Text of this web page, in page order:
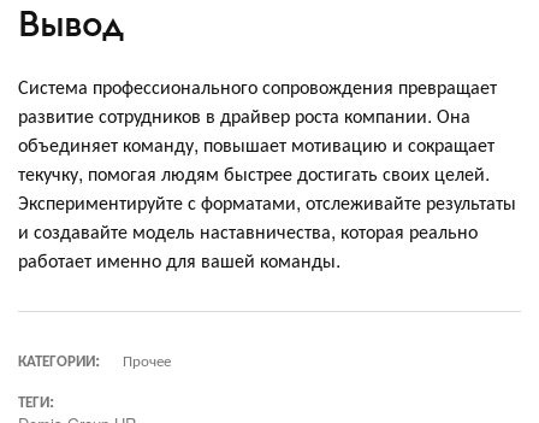
Вывод
Система профессионального сопровождения превращает
развитие сотрудников в драйвер роста компании. Она
объединяет команду, повышает мотивацию и сокращает
текучку, помогая людям быстрее достигать своих целей.
Экспериментируйте с форматами, отслеживайте результаты
и создавайте модель наставничества, которая реально
работает именно для вашей команды.
КАТЕГОРИИ:
Прочее
ТЕГИ: